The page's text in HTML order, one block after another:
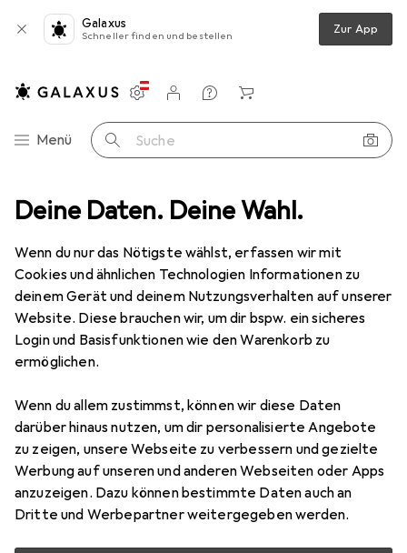
Deine Daten. Deine Wahl.
Wenn du nur das Nötigste wählst, erfassen wir mit
Cookies und ähnlichen Technologien Informationen zu
deinem Gerät und deinem Nutzungsverhalten auf unserer
Website. Diese brauchen wir, um dir bspw. ein sicheres
Login und Basisfunktionen wie den Warenkorb zu
ermöglichen.
Wenn du allem zustimmst, können wir diese Daten
darüber hinaus nutzen, um dir personalisierte Angebote
zu zeigen, unsere Webseite zu verbessern und gezielte
Werbung auf unseren und anderen Webseiten oder Apps
anzuzeigen. Dazu können bestimmte Daten auch an
Dritte und Werbepartner weitergegeben werden.
Galaxus
Schneller finden und bestellen Zur App
Navigation nach Kategorien
Menü Suche
Einstellungen
Kundenkonto
Vergleichslisten
Merklisten
Warenkorb
Beauty + Gesundheit Gesichtspflege
Wattestäbchen· Ohrenstäbchen
Produkte Forum